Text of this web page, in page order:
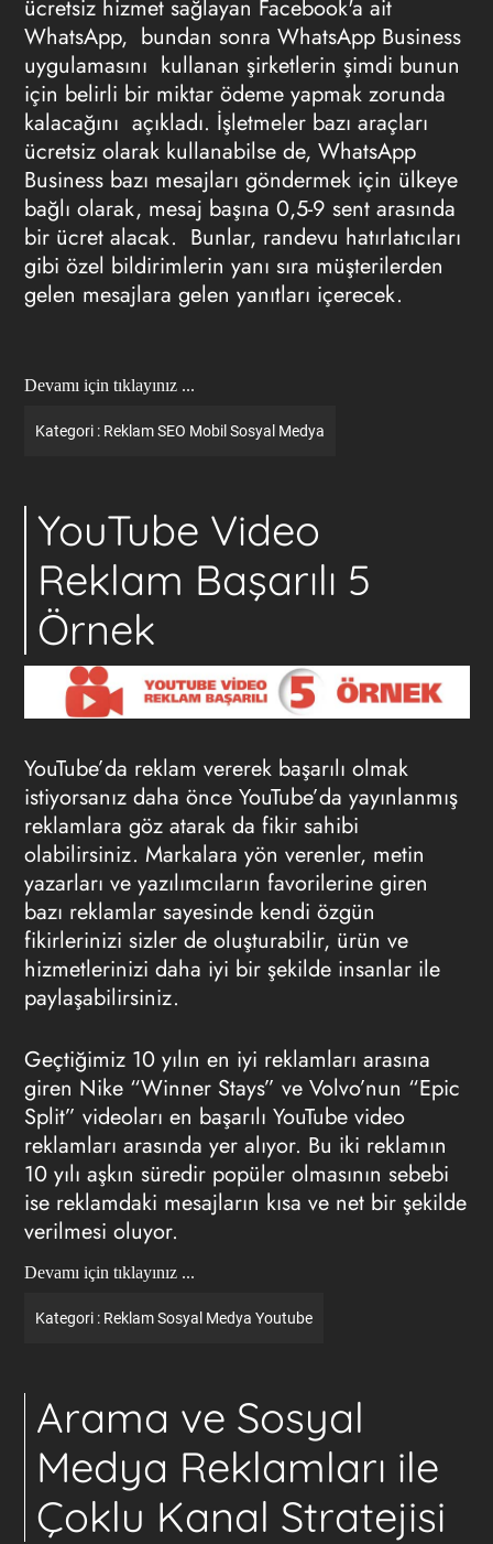
ücretsiz hizmet sağlayan Facebook'a ait
WhatsApp, bundan sonra WhatsApp Business
uygulamasını kullanan şirketlerin şimdi bunun
için belirli bir miktar ödeme yapmak zorunda
kalacağını açıkladı. İşletmeler bazı araçları
ücretsiz olarak kullanabilse de, WhatsApp
Business bazı mesajları göndermek için ülkeye
bağlı olarak, mesaj başına 0,5-9 sent arasında
bir ücret alacak. Bunlar, randevu hatırlatıcıları
gibi özel bildirimlerin yanı sıra müşterilerden
gelen mesajlara gelen yanıtları içerecek.
Devamı için tıklayınız ...
Kategori : Reklam SEO Mobil Sosyal Medya
YouTube Video
Reklam Başarılı 5
Örnek
YouTube’da reklam vererek başarılı olmak
istiyorsanız daha önce YouTube’da yayınlanmış
reklamlara göz atarak da fikir sahibi
olabilirsiniz. Markalara yön verenler, metin
yazarları ve yazılımcıların favorilerine giren
bazı reklamlar sayesinde kendi özgün
fikirlerinizi sizler de oluşturabilir, ürün ve
hizmetlerinizi daha iyi bir şekilde insanlar ile
paylaşabilirsiniz.
Geçtiğimiz 10 yılın en iyi reklamları arasına
giren Nike “Winner Stays” ve Volvo’nun “Epic
Split” videoları en başarılı YouTube video
reklamları arasında yer alıyor. Bu iki reklamın
10 yılı aşkın süredir popüler olmasının sebebi
ise reklamdaki mesajların kısa ve net bir şekilde
verilmesi oluyor.
Devamı için tıklayınız ...
Kategori : Reklam Sosyal Medya Youtube
Arama ve Sosyal
Medya Reklamları ile
Çoklu Kanal Stratejisi